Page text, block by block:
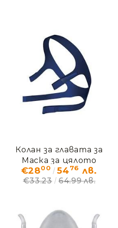
Колан за главата за
Маска за цялото
лице ResMed
Quattro FX
€2800 5476 лв.
€33.23 64.99 лв.